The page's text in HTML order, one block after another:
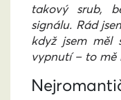
takový srub,
signálu. Rád
když jsem měl
vypnutí – to mě